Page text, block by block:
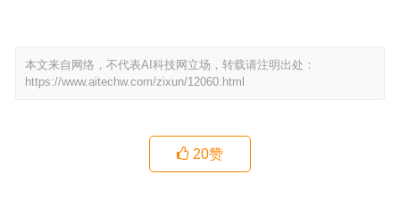
本文来自网络，不代表AI科技网立场，转载请注明出处：
https://www.aitechw.com/zixun/12060.html
20赞